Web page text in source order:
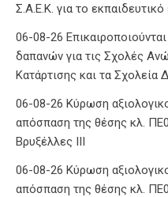
Σ.Α.Ε.Κ. για το
06-08-26
δαπανών για τις Σχολές
Κατάρτισης και τα Σχολεία
06-08-26 Κύρωση
απόσπαση της θέσης κλ.
Βρυξέλλες ΙΙΙ
06-08-26 Κύρωση
απόσπαση της θέσης κλ.